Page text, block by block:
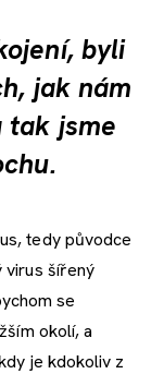
byli
jak nám
tak jsme
tedy původce
virus šířený
se
okolí, a
je kdokoliv z